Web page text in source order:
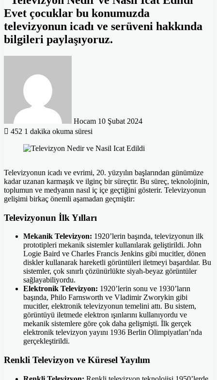
Evet çocuklar bu konumuzda
televizyonun icadı ve serüveni hakkında
bilgileri paylaşıyoruz.
Hocam 10 Şubat 2024
452 1 dakika okuma süresi
Televizyonun icadı ve evrimi, 20. yüzyılın başlarından günümüze
kadar uzanan karmaşık ve ilginç bir süreçtir. Bu süreç, teknolojinin,
toplumun ve medyanın nasıl iç içe geçtiğini gösterir. Televizyonun
gelişimi birkaç önemli aşamadan geçmiştir:
Televizyonun İlk Yılları
Mekanik Televizyon: 1920’lerin başında, televizyonun ilk
prototipleri mekanik sistemler kullanılarak geliştirildi. John
Logie Baird ve Charles Francis Jenkins gibi mucitler, dönen
diskler kullanarak hareketli görüntüleri iletmeyi başardılar. Bu
sistemler, çok sınırlı çözünürlükte siyah-beyaz görüntüler
sağlayabiliyordu.
Elektronik Televizyon: 1920’lerin sonu ve 1930’ların
başında, Philo Farnsworth ve Vladimir Zworykin gibi
mucitler, elektronik televizyonun temelini attı. Bu sistem,
görüntüyü iletmede elektron ışınlarını kullanıyordu ve
mekanik sistemlere göre çok daha gelişmişti. İlk gerçek
elektronik televizyon yayını 1936 Berlin Olimpiyatları’nda
gerçekleştirildi.
Renkli Televizyon ve Küresel Yayılım